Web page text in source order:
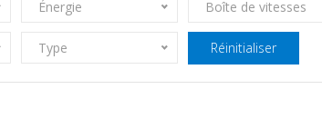
Énergie Boîte de vitesses
Type Réinitialiser